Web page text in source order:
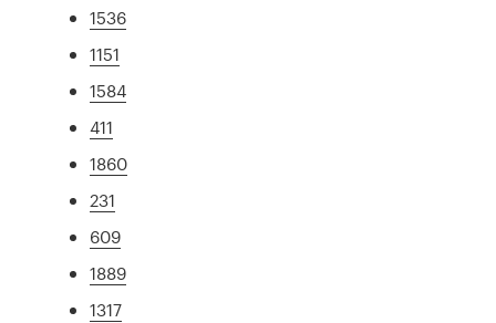
1536
1151
1584
411
1860
231
609
1889
1317